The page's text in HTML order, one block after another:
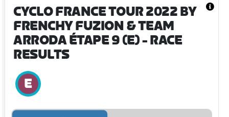
CYCLO FRANCE TOUR 2022 BY
FRENCHY FUZION & TEAM
ARRODA ÉTAPE 9 (E)- RACE
RESULTS